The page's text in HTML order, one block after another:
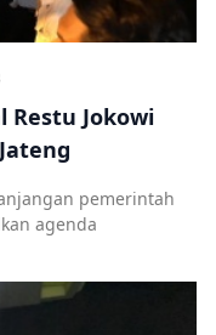
Restu Jokowi
pemerintah
agenda